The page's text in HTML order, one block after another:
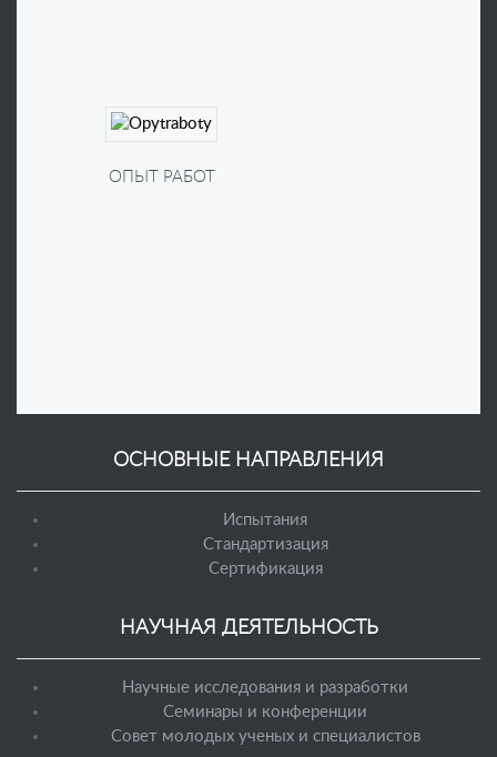
ОПЫТ РАБОТ
испытательного
центра
ОСНОВНЫЕ НАПРАВЛЕНИЯ
Испытания
Стандартизация
Сертификация
НАУЧНАЯ ДЕЯТЕЛЬНОСТЬ
Научные исследования и разработки
Семинары и конференции
Совет молодых ученых и специалистов